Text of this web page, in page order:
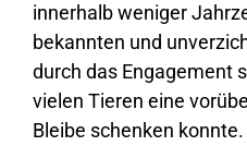
innerhalb weniger
bekannten und
durch das Engagement
vielen Tieren eine
Bleibe schenken konnte.